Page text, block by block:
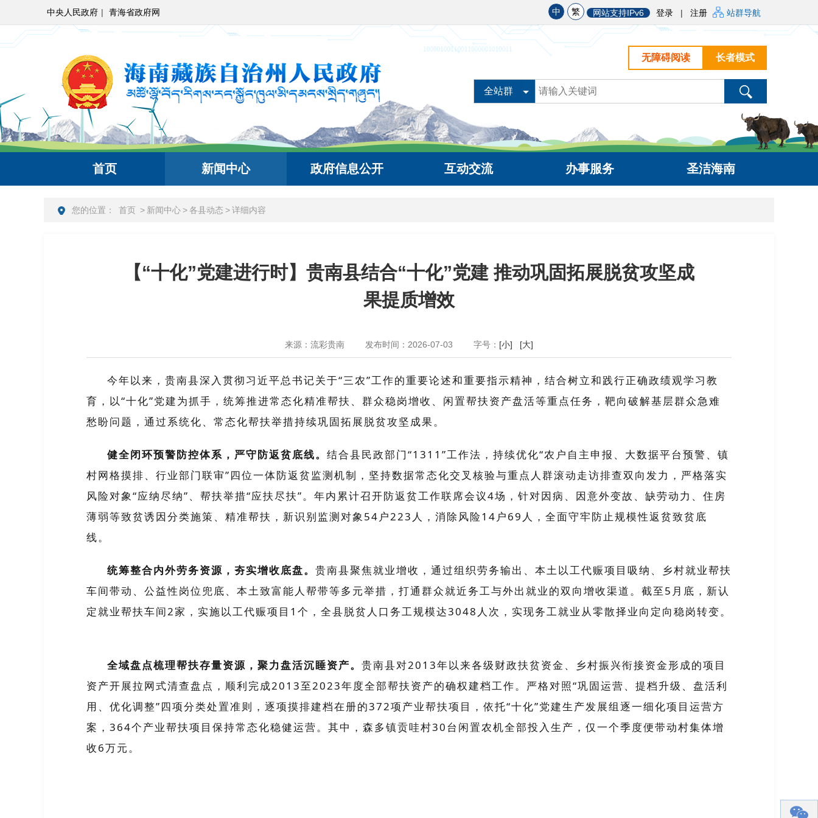
中 繁 网站支持IPv6 登录 | 注册 站群导航
中央人民政府 | 青海省政府网
长者模式
无障碍阅读
全站群
首页 新闻中心 政府信息公开 互动交流 办事服务 圣洁海南
您的位置： 首页 > 新闻中心> 各县动态 >详细内容
【“十化”党建进行时】贵南县结合“十化”党建 推动巩固拓展脱贫攻坚成
果提质增效
来源：流彩贵南 发布时间：2026-07-03 字号： [小] [大]
今年以来，贵南县深入贯彻习近平总书记关于“三农”工作的重要论述和重要指示精神 ，结合树立和践行正确政绩观学习教
育，以“十化”党建为抓手，统筹推进常态化精准帮扶、群众稳岗增收、闲置帮扶资产盘活等重点任务，靶向破解基层群众急难
愁盼问题， 通过系统化、常态化帮扶举措持续巩固拓展脱贫攻坚成果。
健全闭环预警防控体系，严守防返贫底线。 结合县民政部门“1311 ”工作法，持续优化“农户自主申报、大数据平台预警、镇
村网格摸排、行业部门联审”四位一体防返贫监测机制，坚持数据常态化交叉核验与重点人群滚动走访排查双向发力，严格落实
风险对象“应纳尽纳”、帮扶举措“应扶尽扶”。 年内 累计召开防返贫工作联席会议4场， 针对因病、因意外变故、缺劳动力、住房
薄弱等致贫诱因分类施策、精准帮扶，新识别监测对象54 户223 人，消除风险14 户69 人，全面守牢防止规模性返贫致贫底
线。
统筹整合内外劳务资源，夯实增收底盘。 贵南县聚焦就业增收，通过组织劳务输出、本土以工代赈项目吸纳、乡村就业帮扶
车间带动、公益性岗位兜底、本土致富能人帮带等多元举措，打通群众就近务工与外出就业的双向增收渠道。截至5 月底，新认
定就业帮扶车间2家，实施以工代赈项目 1 个，全县脱贫人口务工规模达3048 人次，实现务工就业从零散择业向定向稳岗转变。
全域盘点梳理帮扶存量资源，聚力盘活沉睡资产。 贵南县对2013年以来各级财政扶贫资金、乡村振兴衔接资金形成的项目
资产开展拉网式清查盘点，顺利完成2013至2023年度全部帮扶资产的确权建档工作。严格对照“巩固运营、提档升级、盘活利
用、优化调整”四项分类处置准则，逐项摸排建档在册的372项产业帮扶项目，依托“十化”党建生产发展组逐一细化项目运营方
案， 364个产业帮扶项目保持常态化稳健运营。其中，森多镇贡哇村30台闲置农机全部投入生产，仅一个季度便带动村集体增
收6万元。